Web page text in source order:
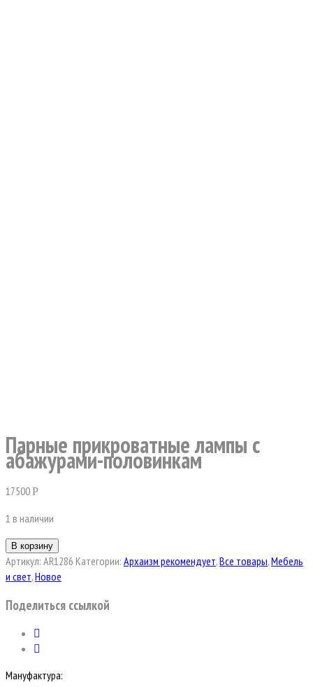
Парные прикроватные лампы с
абажурами-половинкам
17500Р
1 в наличии
В корзину
Артикул: AR1286 Категории: Архаизм рекомендует,Все товары,Мебель
и свет,Новое
Поделиться ссылкой
Мануфактура: